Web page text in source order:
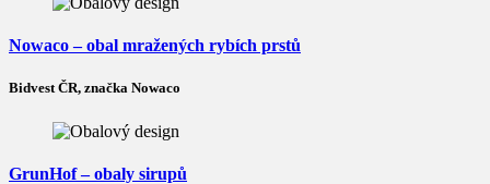
Nowaco – obal mražených rybích prstů
Bidvest ČR, značka Nowaco
GrunHof – obaly sirupů